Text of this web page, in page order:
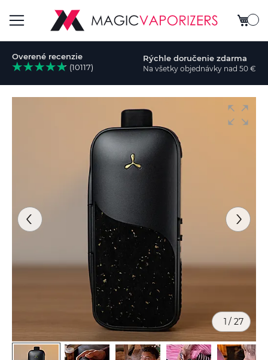
Nav
Môj
Overené recenzie
(10117)
Rýchle doručenie zdarma
Na všetky objednávky nad 50 €
1 / 27